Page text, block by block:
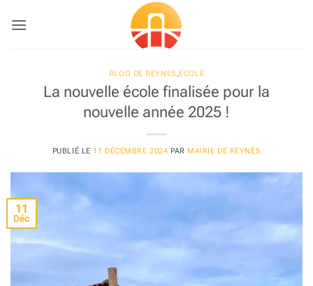
BLOG DE REYNES ,ECOLE
La nouvelle école finalisée pour la
nouvelle année 2025 !
PUBLIÉ LE 11 DÉCEMBRE 2024 PAR MAIRIE DE REYNÈS
11
Déc